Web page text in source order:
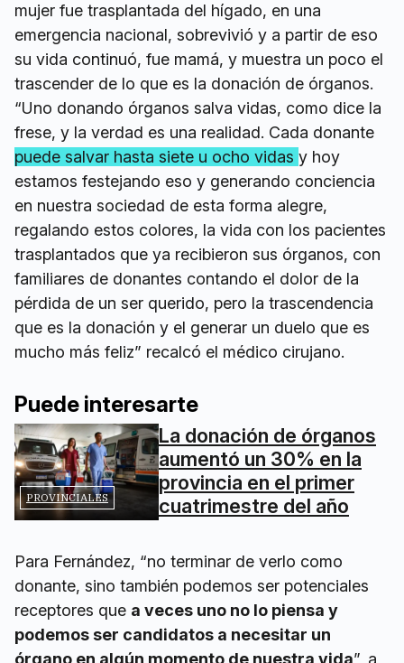
mujer fue trasplantada del hígado, en una
emergencia nacional, sobrevivió y a partir de eso
su vida continuó, fue mamá, y muestra un poco el
trascender de lo que es la donación de órganos.
“Uno donando órganos salva vidas, como dice la
frese, y la verdad es una realidad. Cada donante
puede salvar hasta siete u ocho vidas y hoy
estamos festejando eso y generando conciencia
en nuestra sociedad de esta forma alegre,
regalando estos colores, la vida con los pacientes
trasplantados que ya recibieron sus órganos, con
familiares de donantes contando el dolor de la
pérdida de un ser querido, pero la trascendencia
que es la donación y el generar un duelo que es
mucho más feliz” recalcó el médico cirujano.
Puede interesarte
PROVINCIALES
La donación de órganos
aumentó un 30% en la
provincia en el primer
cuatrimestre del año
Para Fernández, “no terminar de verlo como
donante, sino también podemos ser potenciales
receptores que a veces uno no lo piensa y
podemos ser candidatos a necesitar un
órgano en algún momento de nuestra vida”, a